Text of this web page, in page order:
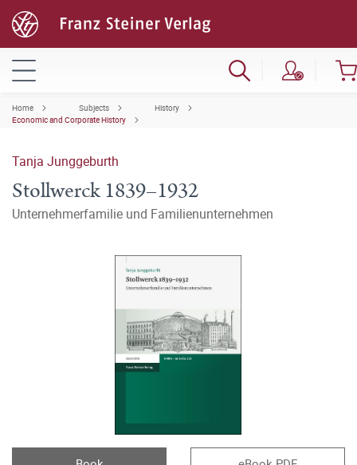
Home Subjects
History
Economic and Corporate History
Tanja Junggeburth
Stollwerck 1839–1932
Unternehmerfamilie und Familienunternehmen